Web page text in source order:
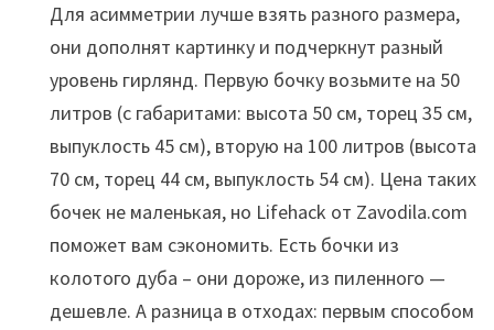
Для асимметрии лучше взять разного размера,
они дополнят картинку и подчеркнут разный
уровень гирлянд. Первую бочку возьмите на 50
литров (с габаритами: высота 50 см, торец 35 см,
выпуклость 45 см), вторую на 100 литров (высота
70 см, торец 44 см, выпуклость 54 см). Цена таких
бочек не маленькая, но Lifehack от Zavodila.com
поможет вам сэкономить. Есть бочки из
колотого дуба – они дороже, из пиленного —
дешевле. А разница в отходах: первым способом